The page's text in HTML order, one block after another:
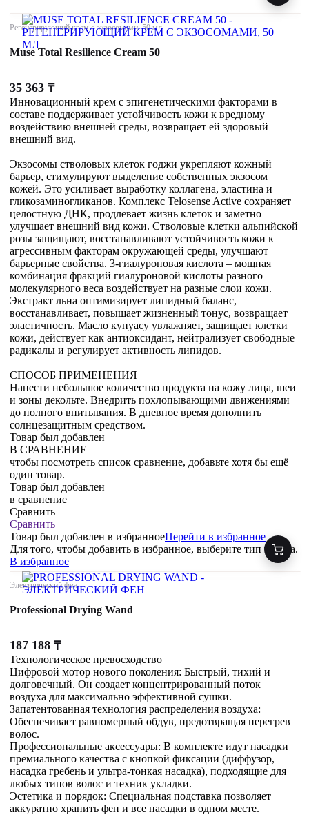
Регенерирующий крем с экзосомами, 50 мл
Muse Total Resilience Cream 50
35 363 ₸
Инновационный крем с эпигенетическими факторами в
составе поддерживает устойчивость кожи к вредному
воздействию внешней среды, возвращает ей здоровый
внешний вид.
Экзосомы стволовых клеток годжи укрепляют кожный
барьер, стимулируют выделение собственных экзосом
кожей. Это усиливает выработку коллагена, эластина и
гликозаминогликанов. Комплекс Telosense Active сохраняет
целостную ДНК, продлевает жизнь клеток и заметно
улучшает внешний вид кожи. Стволовые клетки альпийской
розы защищают, восстанавливают устойчивость кожи к
агрессивным факторам окружающей среды, улучшают
барьерные свойства. 3-гиалуроновая кислота – мощная
комбинация фракций гиалуроновой кислоты разного
молекулярного веса воздействует на разные слои кожи.
Экстракт льна оптимизирует липидный баланс,
восстанавливает, повышает жизненный тонус, возвращает
эластичность. Масло купуасу увлажняет, защищает клетки
кожи, действует как антиоксидант, нейтрализует свободные
радикалы и регулирует активность липидов.
СПОСОБ ПРИМЕНЕНИЯ
Нанести небольшое количество продукта на кожу лица, шеи
и зоны декольте. Внедрить похлопывающими движениями
до полного впитывания. В дневное время дополнить
солнцезащитным средством.
Товар был добавлен
В СРАВНЕНИЕ
чтобы посмотреть список сравнение, добавьте хотя бы ещё
один товар.
Товар был добавлен
в сравнение
Сравнить
Сравнить
Товар был добавлен в избранноеПерейти в избранное
Для того, чтобы добавить в избранное, выберите тип товара.
В избранное
Электрический фен
Professional Drying Wand
187 188 ₸
Технологическое превосходство
Цифровой мотор нового поколения: Быстрый, тихий и
долговечный. Он создает концентрированный поток
воздуха для максимально эффективной сушки.
Запатентованная технология распределения воздуха:
Обеспечивает равномерный обдув, предотвращая перегрев
волос.
Профессиональные аксессуары: В комплекте идут насадки
премиального качества с кнопкой фиксации (диффузор,
насадка гребень и ультра-тонкая насадка), подходящие для
любых типов волос и техник укладки.
Эстетика и порядок: Специальная подставка позволяет
аккуратно хранить фен и все насадки в одном месте.